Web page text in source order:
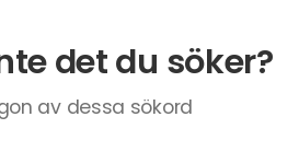
det du söker?
av dessa sökord